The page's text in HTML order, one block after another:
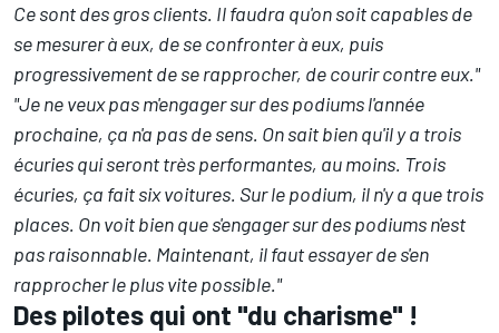
Ce sont des gros clients. Il faudra qu'on soit capables de
se mesurer à eux, de se confronter à eux, puis
progressivement de se rapprocher, de courir contre eux."
"Je ne veux pas m'engager sur des podiums l'année
prochaine, ça n'a pas de sens. On sait bien qu'il y a trois
écuries qui seront très performantes, au moins. Trois
écuries, ça fait six voitures. Sur le podium, il n'y a que trois
places. On voit bien que s'engager sur des podiums n'est
pas raisonnable. Maintenant, il faut essayer de s'en
rapprocher le plus vite possible."
Des pilotes qui ont "du charisme" !